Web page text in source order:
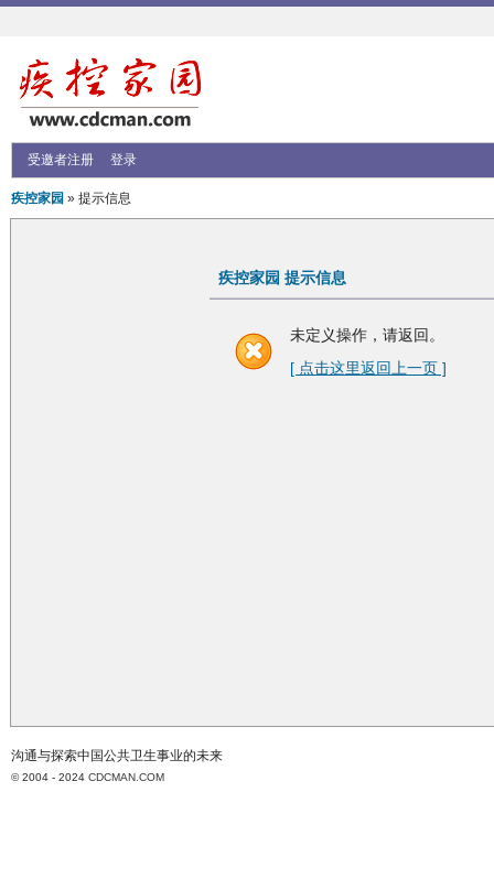
受邀者注册 登录
疾控家园 » 提示信息
疾控家园 提示信息
未定义操作，请返回。
[ 点击这里返回上一页 ]
沟通与探索中国公共卫生事业的未来
© 2004 - 2024 CDCMAN.COM